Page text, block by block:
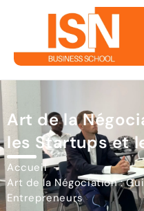
Art de la
les Startups et
Accueil
Art de la Négociation :
Entrepreneurs